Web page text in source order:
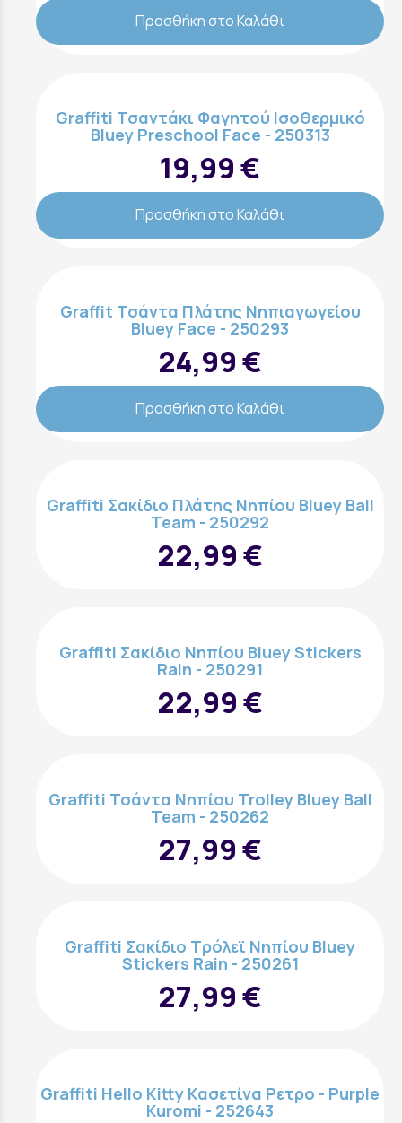
Προσθήκη στο Καλάθι
Graffiti Τσαντάκι Φαγητού Ισοθερμικό
Bluey Preschool Face - 250313
19,99 €
Προσθήκη στο Καλάθι
Graffit Τσάντα Πλάτης Nηπιαγωγείου
Bluey Face - 250293
24,99 €
Προσθήκη στο Καλάθι
Graffiti Σακίδιο Πλάτης Νηπίου Bluey Ball
Team - 250292
22,99 €
Graffiti Σακίδιο Νηπίου Bluey Stickers
Rain - 250291
22,99 €
Graffiti Τσάντα Νηπίου Trolley Bluey Ball
Team - 250262
27,99 €
Graffiti Σακίδιο Τρόλεϊ Νηπίου Bluey
Stickers Rain - 250261
27,99 €
Graffiti Hello Kitty Κασετίνα Ρετρο - Purple
Kuromi - 252643